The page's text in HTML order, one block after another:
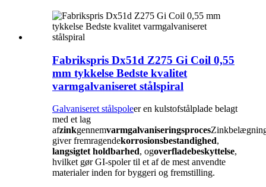
Fabrikspris Dx51d Z275 Gi Coil 0,55
mm tykkelse Bedste kvalitet
varmgalvaniseret stålspiral
Galvaniseret stålspoleer en kulstofstålplade belagt
med et lag
afzinkgennemvarmgalvaniseringsproces
giver fremragendekorrosionsbestandighed,
langsigtet holdbarhed, ogoverfladebeskyttelse,
hvilket gør GI-spoler til et af de mest anvendte
materialer inden for byggeri og fremstilling.